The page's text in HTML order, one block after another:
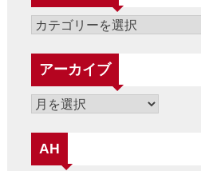
カ
ゴ
ー
アーカイブ
ア
カAH